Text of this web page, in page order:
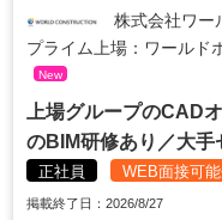
株式会社ワー
プライム上場：ワールド
New
上場グループのCAD
のBIM研修あり／大
正社員 WEB面接可
掲載終了日：2026/8/27